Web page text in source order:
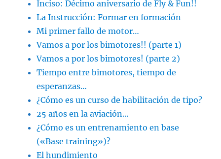
Inciso: Décimo aniversario de Fly & Fun!!
La Instrucción: Formar en formación
Mi primer fallo de motor…
Vamos a por los bimotores!! (parte 1)
Vamos a por los bimotores! (parte 2)
Tiempo entre bimotores, tiempo de
esperanzas…
¿Cómo es un curso de habilitación de tipo?
25 años en la aviación…
¿Cómo es un entrenamiento en base
(«Base training»)?
El hundimiento